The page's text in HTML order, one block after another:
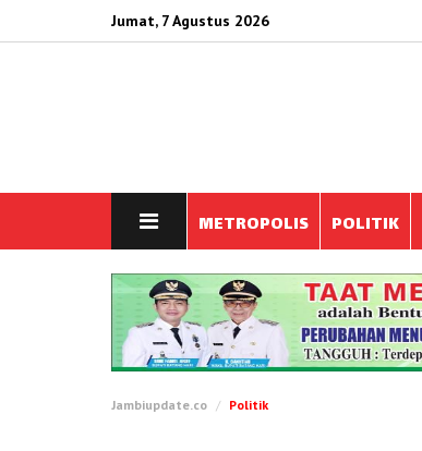
Jumat, 7 Agustus 2026
METROPOLIS POLITIK
Jambiupdate.co Politik